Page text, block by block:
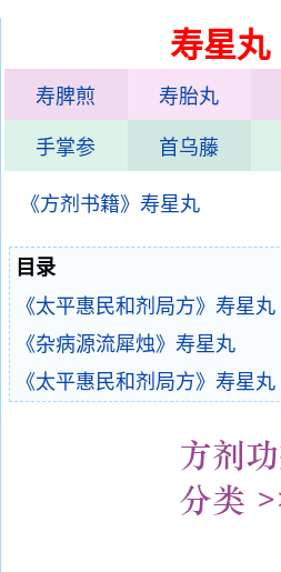
寿星丸
寿脾煎 寿胎丸
手掌参 首乌藤
《方剂书籍》寿星丸
目录
《太平惠民和剂局方》寿星丸
《杂病源流犀烛》寿星丸
《太平惠民和剂局方》寿星丸